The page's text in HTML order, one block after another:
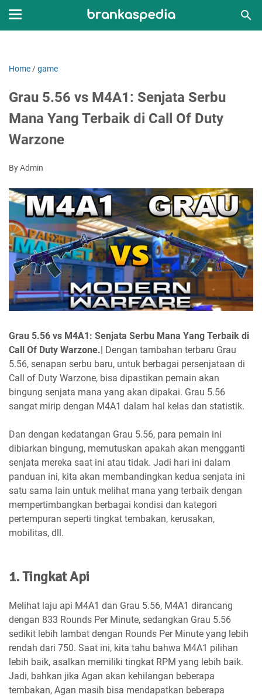
Home /game
Grau 5.56 vs M4A1: Senjata Serbu
Mana Yang Terbaik di Call Of Duty
Warzone
By Admin
Grau 5.56 vs M4A1: Senjata Serbu Mana Yang Terbaik di
Call Of Duty Warzone.| Dengan tambahan terbaru Grau
5.56, senapan serbu baru, untuk berbagai persenjataan di
Call of Duty Warzone, bisa dipastikan pemain akan
bingung senjata mana yang akan dipakai. Grau 5.56
sangat mirip dengan M4A1 dalam hal kelas dan statistik.
Dan dengan kedatangan Grau 5.56, para pemain ini
dibiarkan bingung, memutuskan apakah akan mengganti
senjata mereka saat ini atau tidak. Jadi hari ini dalam
panduan ini, kita akan membandingkan kedua senjata ini
satu sama lain untuk melihat mana yang terbaik dengan
mempertimbangkan berbagai kondisi dan kategori
pertempuran seperti tingkat tembakan, kerusakan,
mobilitas, dll.
1. Tingkat Api
Melihat laju api M4A1 dan Grau 5.56, M4A1 dirancang
dengan 833 Rounds Per Minute, sedangkan Grau 5.56
sedikit lebih lambat dengan Rounds Per Minute yang lebih
rendah dari 750. Saat ini, kita tahu bahwa M4A1 pilihan
lebih baik, asalkan memiliki tingkat RPM yang lebih baik.
Jadi, bahkan jika Agan akan kehilangan beberapa
tembakan, Agan masih bisa mendapatkan beberapa